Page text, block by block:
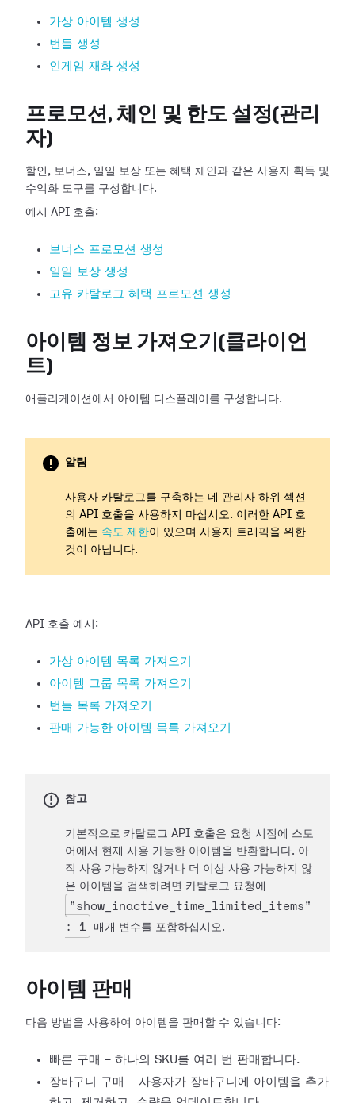
가상 아이템 생성
번들 생성
인게임 재화 생성
프로모션, 체인 및 한도 설정(관리
자)
할인, 보너스, 일일 보상 또는 혜택 체인과 같은 사용자 획득 및
수익화 도구를 구성합니다.
예시 API 호출:
보너스 프로모션 생성
일일 보상 생성
고유 카탈로그 혜택 프로모션 생성
아이템 정보 가져오기(클라이언
트)
애플리케이션에서 아이템 디스플레이를 구성합니다.
알림
사용자 카탈로그를 구축하는 데 관리자 하위 섹션
의 API 호출을 사용하지 마십시오. 이러한 API 호
출에는 속도 제한이 있으며 사용자 트래픽을 위한
것이 아닙니다.
API 호출 예시:
가상 아이템 목록 가져오기
아이템 그룹 목록 가져오기
번들 목록 가져오기
판매 가능한 아이템 목록 가져오기
참고
기본적으로 카탈로그 API 호출은 요청 시점에 스토
어에서 현재 사용 가능한 아이템을 반환합니다. 아
직 사용 가능하지 않거나 더 이상 사용 가능하지 않
은 아이템을 검색하려면 카탈로그 요청에
"show_inactive_time_limited_items"
: 1
매개 변수를 포함하십시오.
아이템 판매
다음 방법을 사용하여 아이템을 판매할 수 있습니다:
빠른 구매 - 하나의 SKU를 여러 번 판매합니다.
장바구니 구매 - 사용자가 장바구니에 아이템을 추가